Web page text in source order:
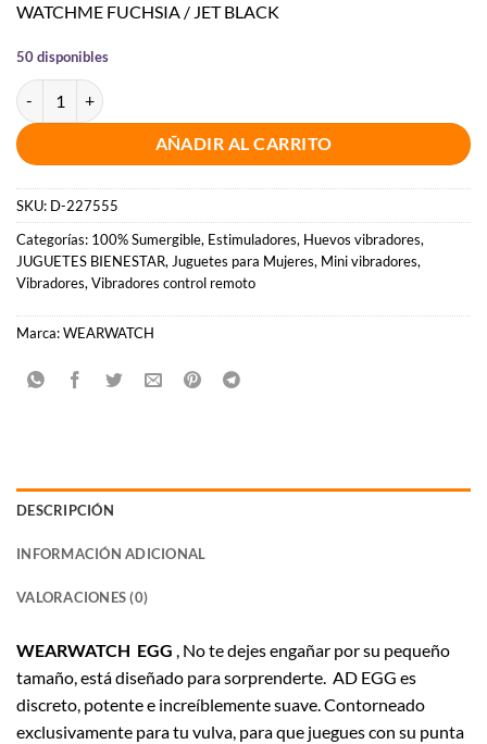
WATCHME FUCHSIA / JET BLACK
50 disponibles
WEARWATCH - HUEVO CONTROL REMOTO TECHNOLOGY
AÑADIR AL CARRITO
SKU: D-227555
Categorías: 100% Sumergible, Estimuladores, Huevos vibradores,
JUGUETES BIENESTAR, Juguetes para Mujeres, Mini vibradores,
Vibradores, Vibradores control remoto
Marca:WEARWATCH
DESCRIPCIÓN
INFORMACIÓN ADICIONAL
VALORACIONES (0)
WEARWATCH EGG , No te dejes engañar por su pequeño
tamaño, está diseñado para sorprenderte. AD EGG es
discreto, potente e increíblemente suave. Contorneado
exclusivamente para tu vulva, para que juegues con su punta